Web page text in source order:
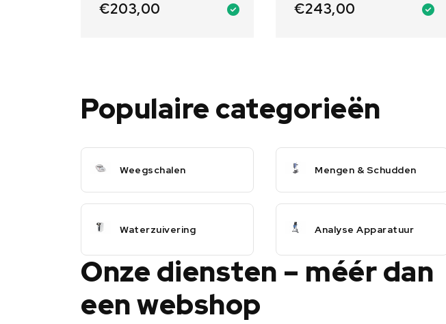
€203,00 €243,00
Populaire categorieën
Weegschalen Mengen & Schudden
Waterzuivering Analyse Apparatuur
Onze diensten – méér dan
een webshop